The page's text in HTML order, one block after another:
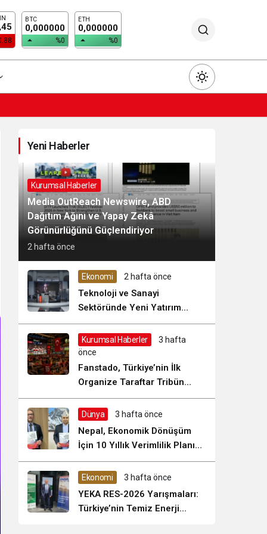
BTC
0,000000
%0
ETH
0,000000
%0
Gündüz Modu
Gündüz modunu seçin.
Gece Modu
Gece modunu seçin.
Sistem Modu
Sistem modunu seçin.
Yeni Haberler
Kurumsal Haberler
Media OutReach Newswire, ABD
Dağıtım Ağını ve Yapay Zekâ
Görünürlüğünü Güçlendiriyor
2 hafta önce
Ekonomi 2 hafta önce
Teknoloji ve Sanayi
Sektöründe Yeni Yatırım
Dönemi Başladı
Kurumsal Haberler
3 hafta
önce
Fanstado, Türkiye’nin İlk
Organize Taraftar Tribün
Ağını Kuruyor: İşletmeler İçin
Başvurular Açıldı
Dünya 3 hafta önce
Nepal, Ekonomik Dönüşüm
İçin 10 Yıllık Verimlilik Planını
Uygulamaya Koyuyor mu?
Ekonomi 3 hafta önce
YEKA RES-2026 Yarışmaları:
Türkiye’nin Temiz Enerji